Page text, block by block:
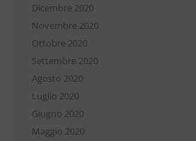
Dicembre 2020
Novembre 2020
Ottobre 2020
Settembre 2020
Agosto 2020
Luglio 2020
Giugno 2020
Maggio 2020